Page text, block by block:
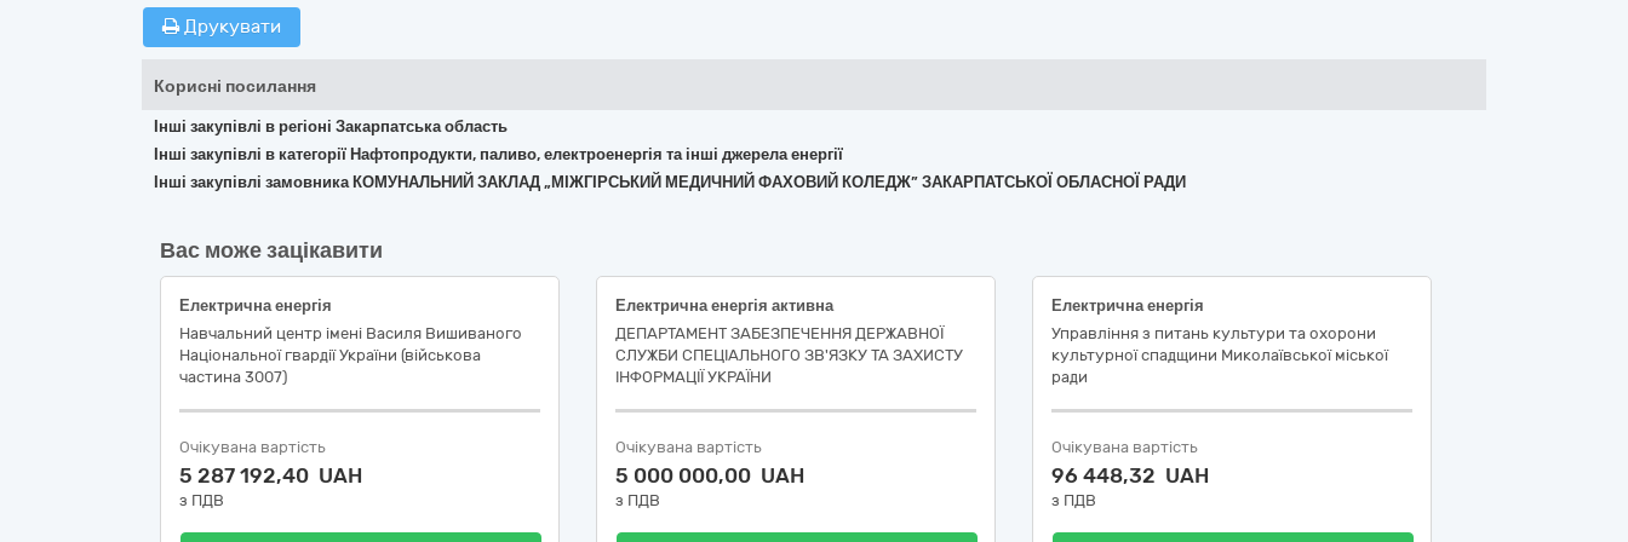
Друкувати
Корисні посилання
Інші закупівлі в регіоні Закарпатська область
Інші закупівлі в категорії Нафтопродукти, паливо, електроенергія та інші джерела енергії
Інші закупівлі замовника КОМУНАЛЬНИЙ ЗАКЛАД „МІЖГІРСЬКИЙ МЕДИЧНИЙ ФАХОВИЙ КОЛЕДЖ” ЗАКАРПАТСЬКОЇ ОБЛАСНОЇ РАДИ
Вас може зацікавити
Електрична енергія
Навчальний центр імені Василя Вишиваного
Національної гвардії України (військова
частина 3007)
Очікувана вартість
5 287 192,40 UAH
з ПДВ
Електрична енергія активна
ДЕПАРТАМЕНТ ЗАБЕЗПЕЧЕННЯ ДЕРЖАВНОЇ
СЛУЖБИ СПЕЦІАЛЬНОГО ЗВ'ЯЗКУ ТА ЗАХИСТУ
ІНФОРМАЦІЇ УКРАЇНИ
Очікувана вартість
5 000 000,00 UAH
з ПДВ
Електрична енергія
Управління з питань культури та охорони
культурної спадщини Миколаївської міської
ради
Очікувана вартість
96 448,32 UAH
з ПДВ